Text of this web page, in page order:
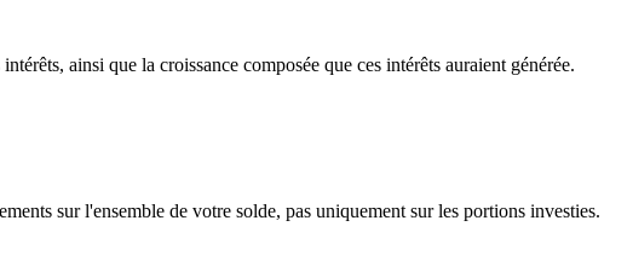
ainsi que la croissance composée que ces intérêts auraient générée.
sur l'ensemble de votre solde, pas uniquement sur les portions investies.